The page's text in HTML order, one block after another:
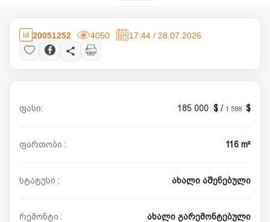
20051252 4050 17:44 / 28.07.2026
ფასი: 185 000 / 1 588
ფართობი : 116 m²
სტატუსი : ახალი აშენებული
რემონტი : ახალი გარემონტებული